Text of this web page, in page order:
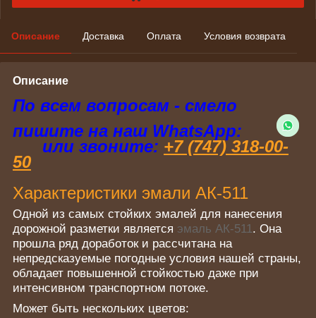
Описание Доставка Оплата Условия возврата
Описание
По всем вопросам - смело
пишите на наш WhatsApp:
или звоните: +7 (747) 318-00-
50
Характеристики эмали АК-511
Одной из самых стойких эмалей для нанесения
дорожной разметки является эмаль АК-511 . Она
прошла ряд доработок и рассчитана на
непредсказуемые погодные условия нашей страны,
обладает повышенной стойкостью даже при
интенсивном транспортном потоке.
Может быть нескольких цветов: